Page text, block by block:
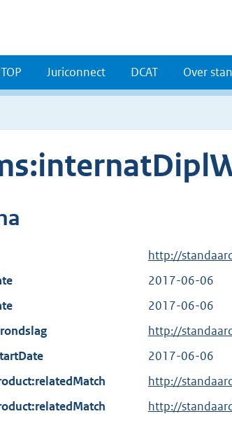
Juriconnect DCAT Over
http://
2017-06-06
2017-06-06
http://
2017-06-06
http://
http://